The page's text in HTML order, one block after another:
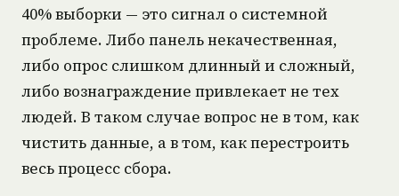
40% выборки — это сигнал о системной
проблеме. Либо панель некачественная,
либо опрос слишком длинный и сложный,
либо вознаграждение привлекает не тех
людей. В таком случае вопрос не в том, как
чистить данные, а в том, как перестроить
весь процесс сбора.